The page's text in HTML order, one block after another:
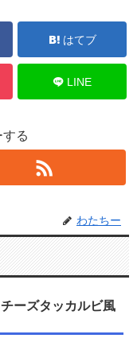
はてブ
LINE
る
わたちー
ーズタッカルビ風